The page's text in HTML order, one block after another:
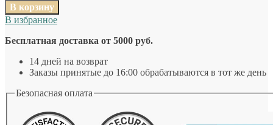
В корзину
В избранное
Бесплатная доставка от 5000 руб.
14 дней на возврат
Заказы принятые до 16:00 обрабатываются в тот же день
Безопасная оплата